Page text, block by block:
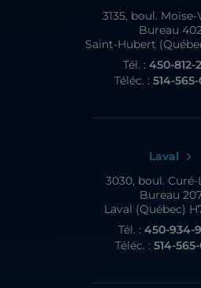
3135, boul.
Bureau
Saint-Hubert
Tél. : 450-812-
Téléc. : 514-
Laval
3030, boul. Curé-
Bureau
Laval (Québec)
Tél. : 450-934-
Téléc. : 514-